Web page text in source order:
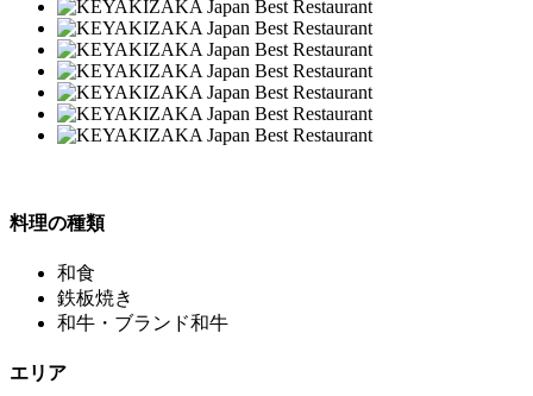
料理の種類
和食
鉄板焼き
和牛・ブランド和牛
エリア